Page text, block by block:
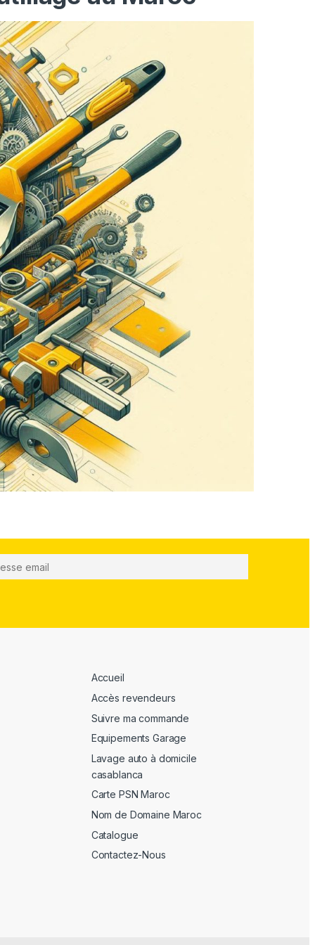
Accueil
Accès revendeurs
Suivre ma commande
Equipements Garage
Lavage auto à domicile
casablanca
Carte PSN Maroc
Nom de Domaine Maroc
Catalogue
Contactez-Nous